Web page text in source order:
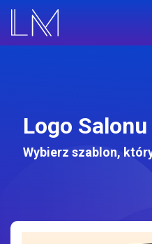
Logo
Wybierz szablon,